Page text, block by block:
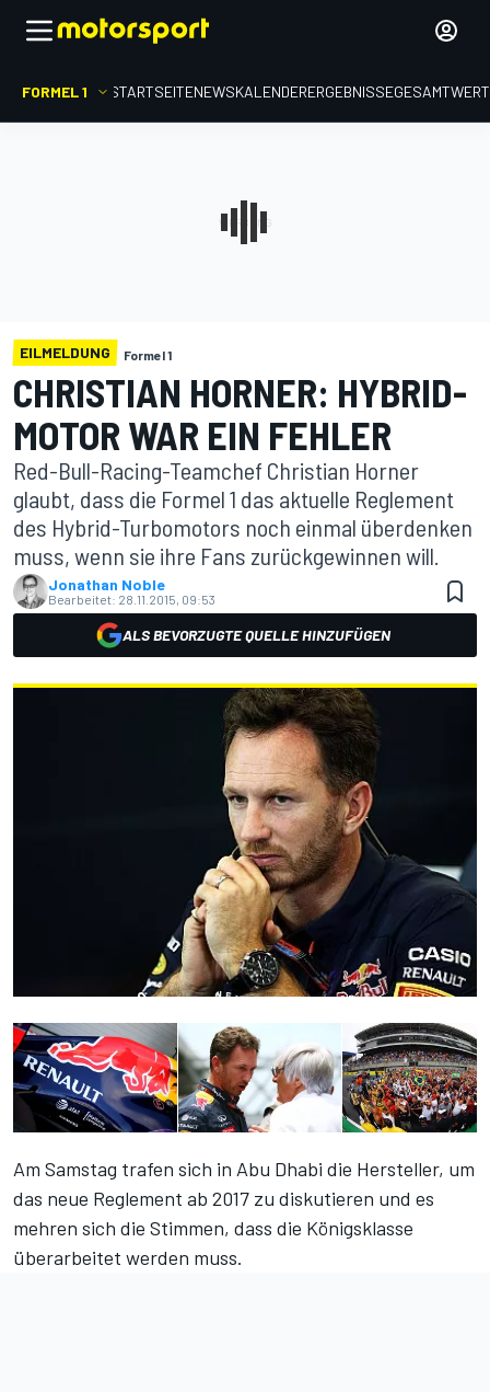
FORMEL 1 STARTSEITENEWSKALENDERERGEBNISSE
EILMELDUNG Formel 1
CHRISTIAN HORNER: HYBRID-
MOTOR WAR EIN FEHLER
Red-Bull-Racing-Teamchef Christian Horner
glaubt, dass die Formel 1 das aktuelle Reglement
des Hybrid-Turbomotors noch einmal überdenken
muss, wenn sie ihre Fans zurückgewinnen will.
Jonathan Noble
Bearbeitet: 28.11.2015, 09:53
ALS BEVORZUGTE QUELLE HINZUFÜGEN
Am Samstag trafen sich in Abu Dhabi die Hersteller, um
das neue Reglement ab 2017 zu diskutieren und es
mehren sich die Stimmen, dass die Königsklasse
überarbeitet werden muss.